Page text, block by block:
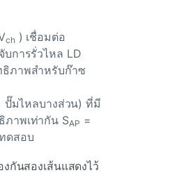
ch) เชื่อมต่อ
บการรั่วไหล LD
ธิภาพสําหรับก๊าซ
ปั๊มไหลบางส่วน) ที่มี
ภาพเท่ากัน SAP =
ดสอบ
นสองเส้นแสดงไว้